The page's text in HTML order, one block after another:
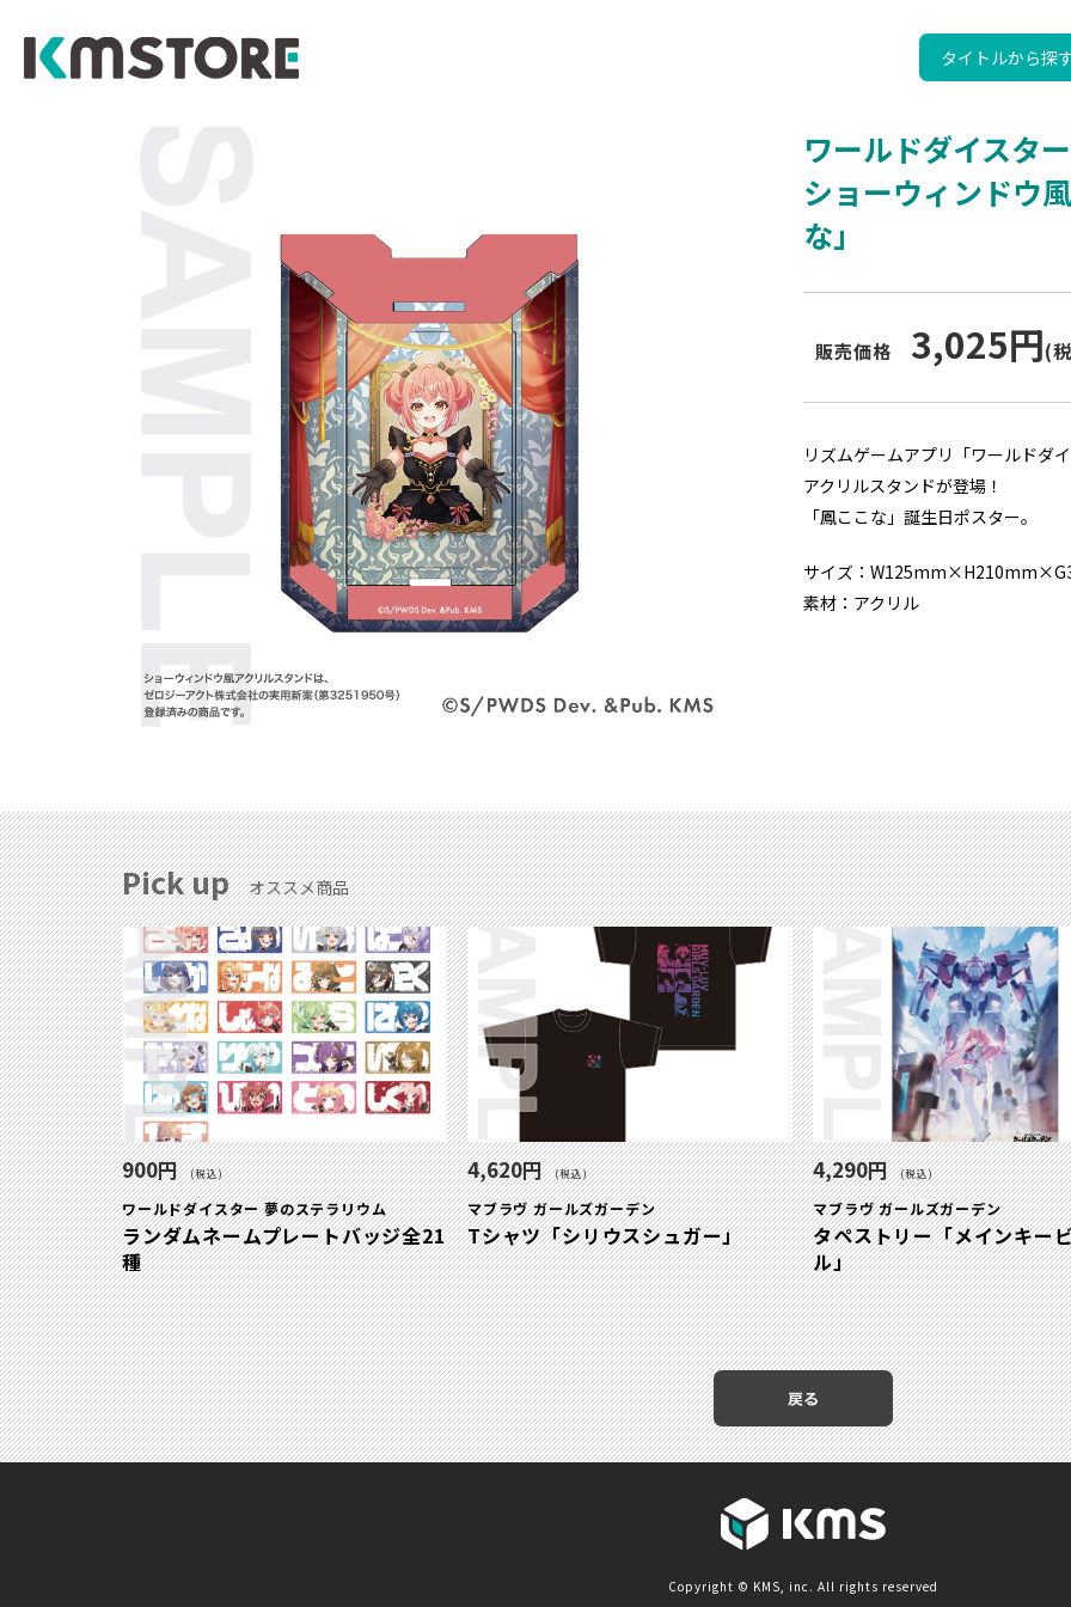
タイトルから探
ワールドダイスタ
ショーウィンドウ
な」
販売価格 3,025円(
リズムゲームアプリ「ワールドダ
アクリルスタンドが登場！
「鳳ここな」誕生日ポスター。
サイズ：
素材：アクリル
Pick up オススメ商品
900円 (税込)
ワールドダイスター 夢のステラリウム
ランダムネームプレートバッジ全21
種
4,620円 (税込)
マブラヴ ガールズガーデン
Tシャツ「シリウスシュガー」
4,290円 (税込)
マブラヴ ガールズガーデン
タペストリー「メインキー
ル」
戻る
Copyright © KMS, inc. All rights reserved